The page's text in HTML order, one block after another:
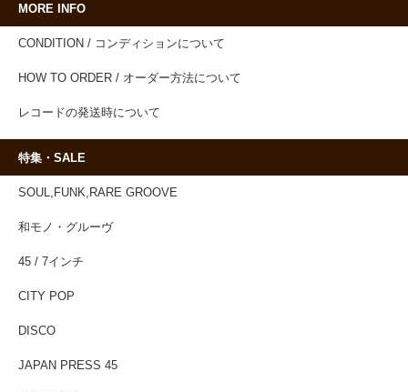
MORE INFO
CONDITION / コンディションについて
HOW TO ORDER / オーダー方法について
レコードの発送時について
特集・SALE
SOUL,FUNK,RARE GROOVE
和モノ・グルーヴ
45 / 7インチ
CITY POP
DISCO
JAPAN PRESS 45